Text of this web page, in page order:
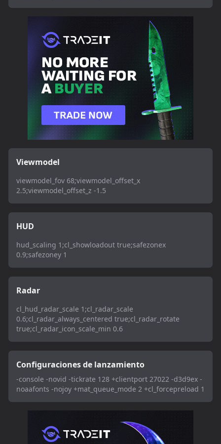
Viewmodel
viewmodel_fov 68;viewmodel_offset_x
2.5;viewmodel_offset_z -1.5
HUD
hud_scaling 1;cl_showloadout true;safezonex
0.9;safezoney 1
Radar
cl_hud_radar_scale 1;cl_radar_scale
0.6;cl_radar_always_centered true;cl_radar_rotate
true;cl_radar_icon_scale_min 0.6
Configuraciones de lanzamiento
-console -novid -tickrate 128 +clientport 27022 -d3d9ex -
noaafonts -nojoy +mat_queue_mode 2 +cl_forcepreload 1